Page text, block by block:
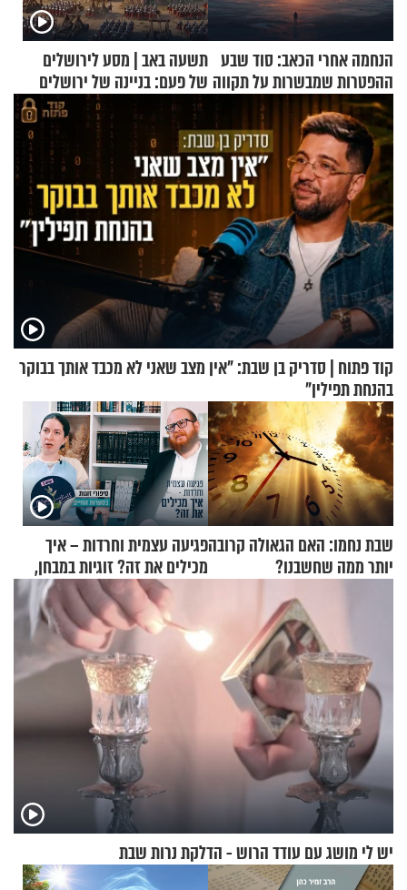
הנחמה אחרי הכאב: סוד שבע
ההפטרות שמבשרות על תקווה
וגאולה
תשעה באב | מסע לירושלים
של פעם: בניינה של ירושלים
קוד פתוח | סדריק בן שבת: "אין מצב שאני לא מכבד אותך בבוקר
בהנחת תפילין"
שבת נחמו: האם הגאולה קרובה
יותר ממה שחשבנו?
פגיעה עצמית וחרדות – איך
מכילים את זה? זוגיות במבחן,
הפעם עם יהודית ואלתר כהן
יש לי מושג עם עודד הרוש - הדלקת נרות שבת